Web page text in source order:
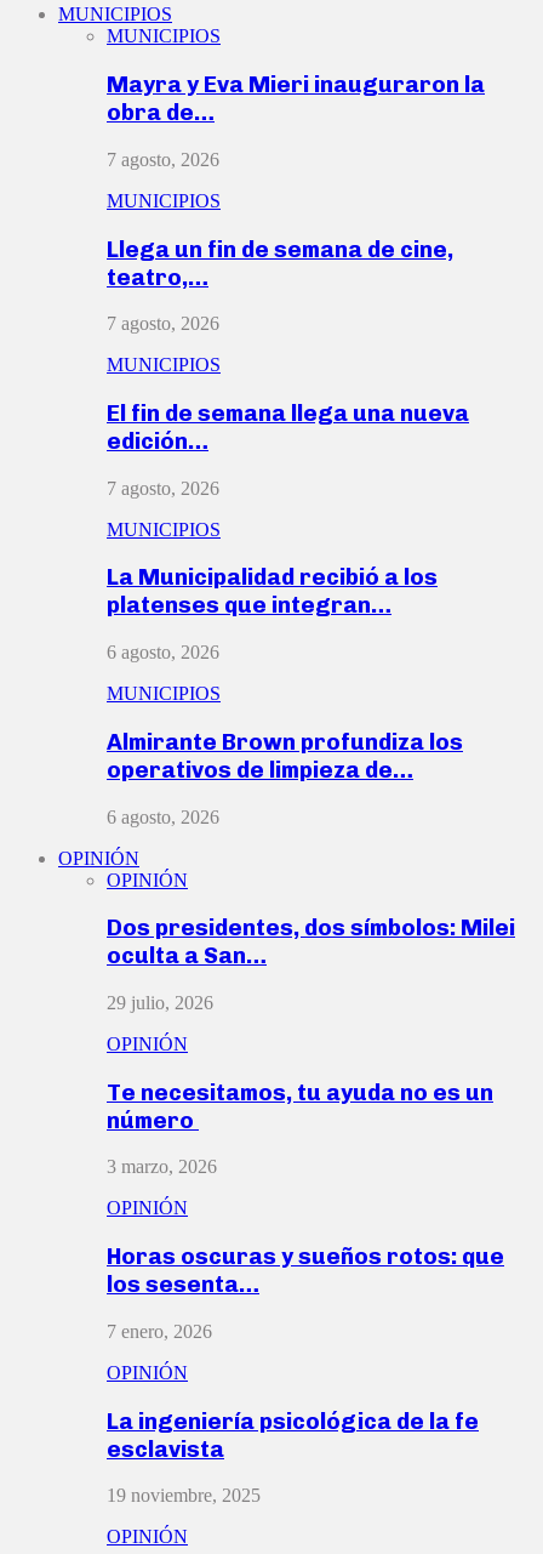
MUNICIPIOS
MUNICIPIOS
Mayra y Eva Mieri inauguraron la
obra de…
7 agosto, 2026
MUNICIPIOS
Llega un fin de semana de cine,
teatro,…
7 agosto, 2026
MUNICIPIOS
El fin de semana llega una nueva
edición…
7 agosto, 2026
MUNICIPIOS
La Municipalidad recibió a los
platenses que integran…
6 agosto, 2026
MUNICIPIOS
Almirante Brown profundiza los
operativos de limpieza de…
6 agosto, 2026
OPINIÓN
OPINIÓN
Dos presidentes, dos símbolos: Milei
oculta a San…
29 julio, 2026
OPINIÓN
Te necesitamos, tu ayuda no es un
número
3 marzo, 2026
OPINIÓN
Horas oscuras y sueños rotos: que
los sesenta…
7 enero, 2026
OPINIÓN
La ingeniería psicológica de la fe
esclavista
19 noviembre, 2025
OPINIÓN